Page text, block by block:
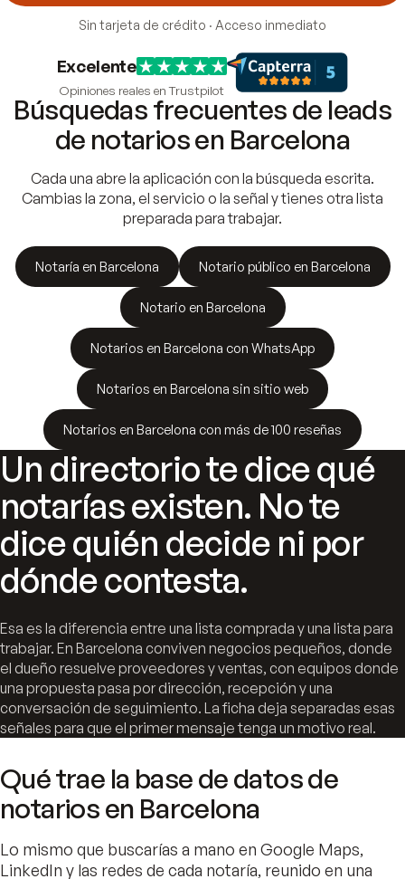
Sin tarjeta de crédito · Acceso inmediato
Excelente
Opiniones reales en Trustpilot
Búsquedas frecuentes de leads
de notarios en Barcelona
Cada una abre la aplicación con la búsqueda escrita.
Cambias la zona, el servicio o la señal y tienes otra lista
preparada para trabajar.
Notaría en Barcelona Notario público en Barcelona
Notario en Barcelona
Notarios en Barcelona con WhatsApp
Notarios en Barcelona sin sitio web
Notarios en Barcelona con más de 100 reseñas
Un directorio te dice qué
notarías existen. No te
dice quién decide ni por
dónde contesta.
Esa es la diferencia entre una lista comprada y una lista para
trabajar. En Barcelona conviven negocios pequeños, donde
el dueño resuelve proveedores y ventas, con equipos donde
una propuesta pasa por dirección, recepción y una
conversación de seguimiento. La ficha deja separadas esas
señales para que el primer mensaje tenga un motivo real.
Qué trae la base de datos de
notarios en Barcelona
Lo mismo que buscarías a mano en Google Maps,
LinkedIn y las redes de cada notaría, reunido en una